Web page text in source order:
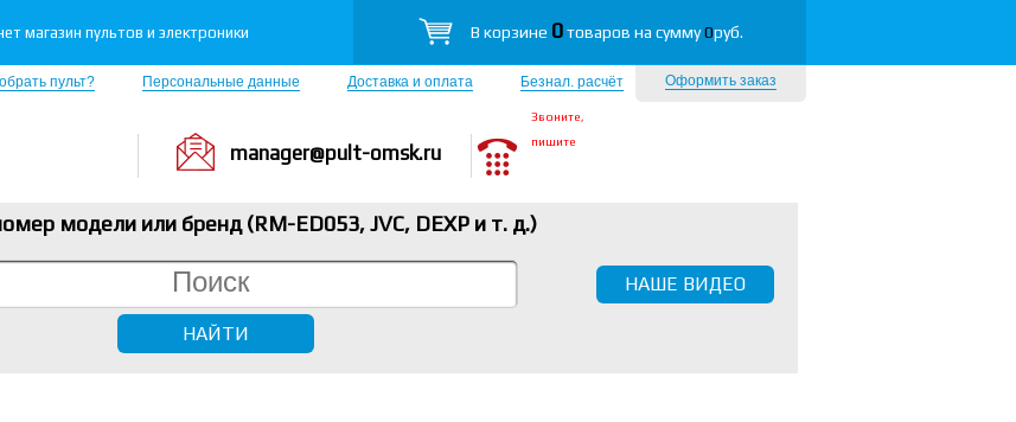
магазин пультов и электроники В корзине 0товаров на сумму0руб.
Оформить заказ
пульт? Персональные данные Доставка и оплата Безнал. расчёт
manager@pult-omsk.ru
Звоните,
пишите
модели или бренд (RM-ED053, JVC, DEXP и т. д.)
НАШЕ ВИДЕО